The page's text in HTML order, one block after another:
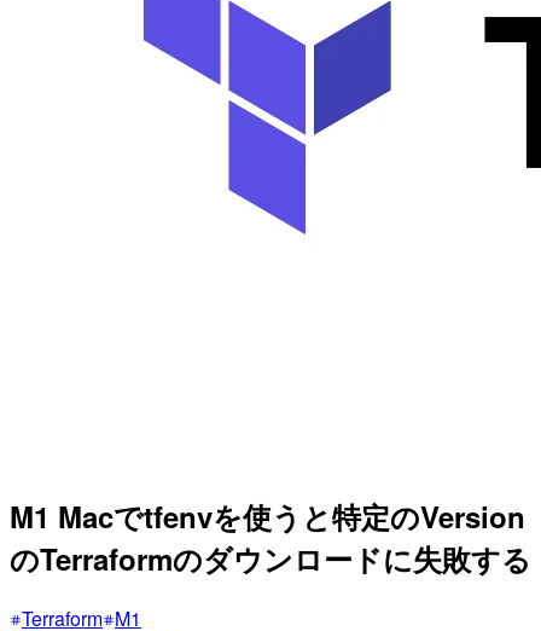
M1 Macでtfenvを使うと特定のVersion
のTerraformのダウンロードに失敗する
Terraform M1